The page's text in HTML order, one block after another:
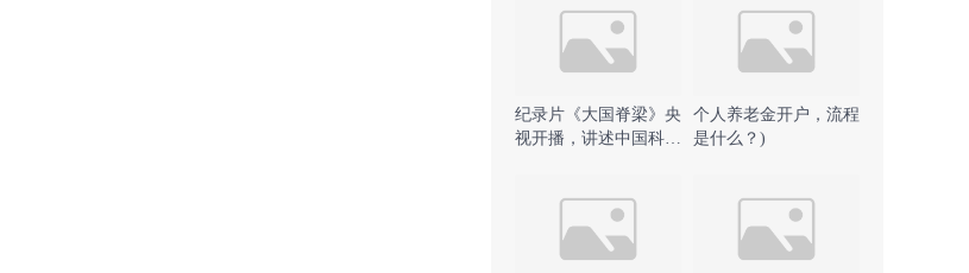
纪录片《大国脊梁》央
视开播，讲述中国科学
个人养老金开户，流程
是什么？)